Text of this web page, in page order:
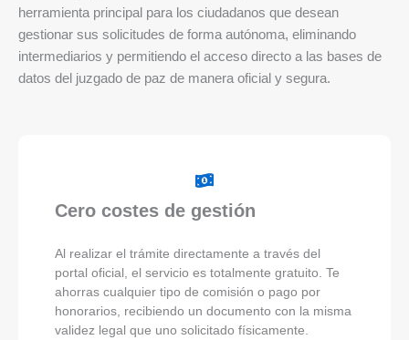
herramienta principal para los ciudadanos que desean
gestionar sus solicitudes de forma autónoma, eliminando
intermediarios y permitiendo el acceso directo a las bases de
datos del juzgado de paz de manera oficial y segura.
Cero costes de gestión
Al realizar el trámite directamente a través del
portal oficial, el servicio es totalmente gratuito. Te
ahorras cualquier tipo de comisión o pago por
honorarios, recibiendo un documento con la misma
validez legal que uno solicitado físicamente.